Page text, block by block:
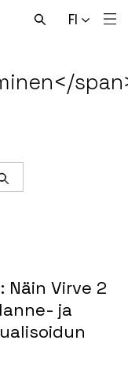
FI
Avaa
Haku
Näin Virve 2
ja